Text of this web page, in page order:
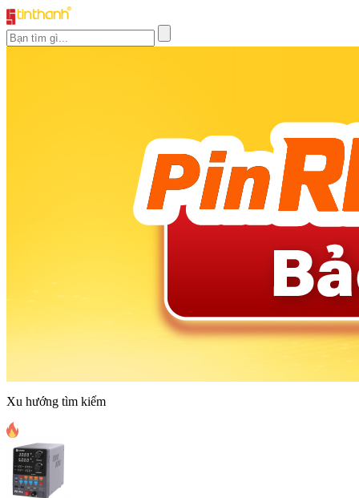
Xu hướng tìm kiếm